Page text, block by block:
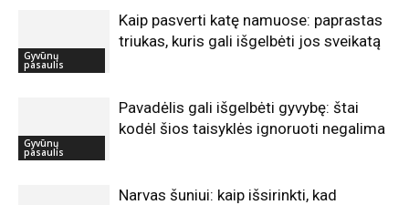
Gyvūnų
pasaulis
Kaip pasverti katę namuose: paprastas
triukas, kuris gali išgelbėti jos sveikatą
Gyvūnų
pasaulis
Pavadėlis gali išgelbėti gyvybę: štai
kodėl šios taisyklės ignoruoti negalima
Narvas šuniui: kaip išsirinkti, kad